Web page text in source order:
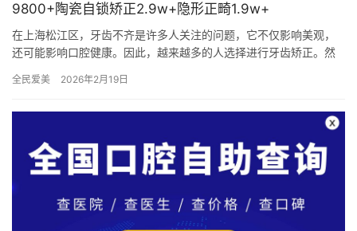
9800+陶瓷自锁矫正2.9w+隐形正畸1.9w+
在上海松江区，牙齿不齐是许多人关注的问题，它不仅影响美观，
还可能影响口腔健康。因此，越来越多的人选择进行牙齿矫正。然
惑。本文…
全民爱美 2026年2月19日